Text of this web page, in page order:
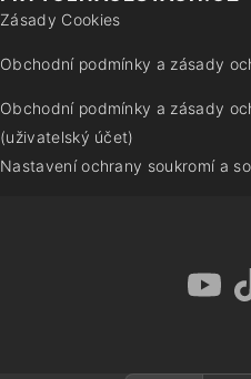
Zásady Cookies
Obchodní podmínky a zásady
Obchodní podmínky a zásady
(uživatelský účet)
Nastavení ochrany soukromí a